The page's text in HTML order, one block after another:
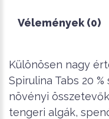
Vélemények (0)
Különösen nagy
Spirulina Tabs 20
növényi
tengeri algák,